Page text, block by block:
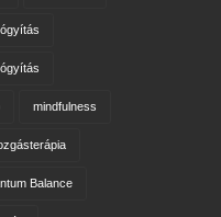
mindfulness
Balance